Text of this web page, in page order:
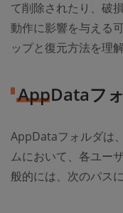
て削除されたり、破
動作に影響を与える
ップと復元方法を理
AppDataフ
AppDataフォルダは
ムにおいて、各ユー
般的には、次のパス